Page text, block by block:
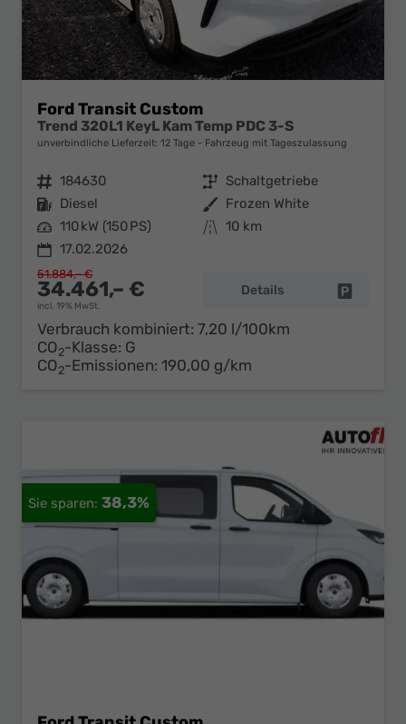
Ford Transit Custom
Trend 320L1 KeyL Kam Temp PDC 3-S
unverbindliche Lieferzeit: 12 Tage Fahrzeug mit Tageszulassung
Fahrzeugnr. 184630 Getriebe Schaltgetriebe
Kraftstoff Diesel Außenfarbe Frozen White
Leistung 110 kW (150 PS) Kilometerstand 10 km
17.02.2026
34.461,– €
incl. 19% MwSt.
51.884,– €
Details
Verbrauch kombiniert: 7,20 l/100km
CO2-Klasse: G
CO2-Emissionen: 190,00 g/km
38,3%